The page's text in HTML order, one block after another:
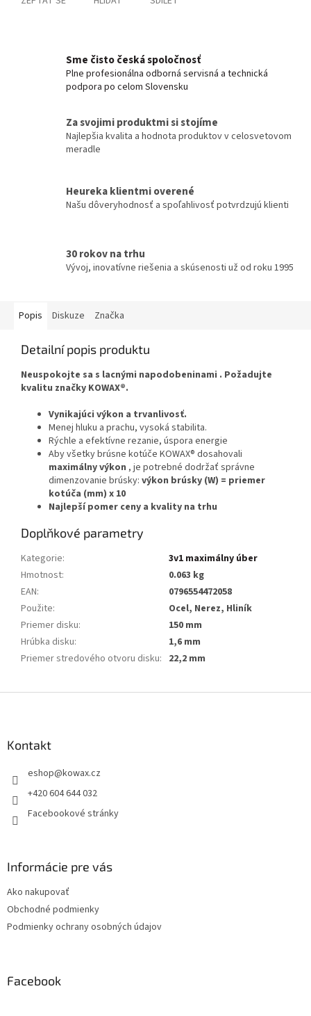
Sme čisto česká spoločnosť
Plne profesionálna odborná servisná a technická
podpora po celom Slovensku
Za svojimi produktmi si stojíme
Najlepšia kvalita a hodnota produktov v celosvetovom
meradle
Heureka klientmi overené
Našu dôveryhodnosť a spoľahlivosť potvrdzujú klienti
30 rokov na trhu
Vývoj, inovatívne riešenia a skúsenosti už od roku 1995
Popis Diskuze Značka
Detailní popis produktu
Neuspokojte sa s lacnými napodobeninami . Požadujte
kvalitu značky KOWAX®.
Vynikajúci výkon a trvanlivosť.
Menej hluku a prachu, vysoká stabilita.
Rýchle a efektívne rezanie, úspora energie
Aby všetky brúsne kotúče KOWAX® dosahovali
maximálny výkon , je potrebné dodržať správne
dimenzovanie brúsky: výkon brúsky (W) = priemer
kotúča (mm) x 10
Najlepší pomer ceny a kvality na trhu
Doplňkové parametry
Kategorie:
3v1 maximálny úber
Hmotnost:
0.063 kg
EAN:
0796554472058
Použite:
Ocel, Nerez, Hliník
Priemer disku:
150 mm
Hrúbka disku:
1,6 mm
Priemer stredového otvoru disku: 22,2 mm
Kontakt
eshop@kowax.cz
+420 604 644 032
Facebookové stránky
Informácie pre vás
Ako nakupovať
Obchodné podmienky
Podmienky ochrany osobných údajov
Facebook